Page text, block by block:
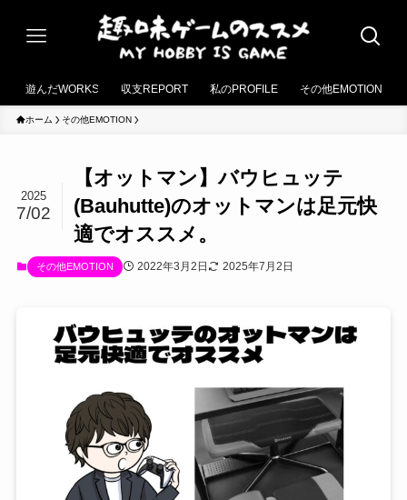
遊んだWORKS 収支REPORT 私のPROFILE その他EMOTION
ホーム その他EMOTION
【オットマン】バウヒュッテ
(Bauhutte)のオットマンは足元快
適でオススメ。
2025
7/02
その他EMOTION 2022年3月2日 2025年7月2日